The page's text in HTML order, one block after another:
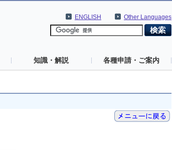
Other Languages
ENGLISH
知識・解説 各種申請・ご案内